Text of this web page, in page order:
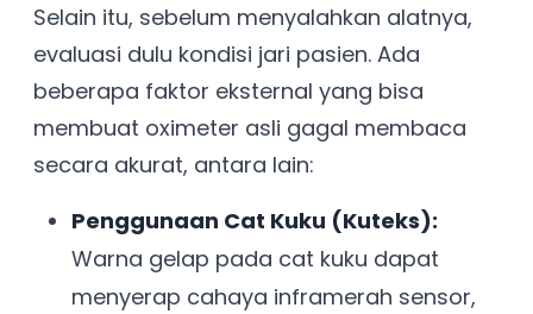
Selain itu, sebelum menyalahkan alatnya,
evaluasi dulu kondisi jari pasien. Ada
beberapa faktor eksternal yang bisa
membuat oximeter asli gagal membaca
secara akurat, antara lain:
Penggunaan Cat Kuku (Kuteks):
Warna gelap pada cat kuku dapat
menyerap cahaya inframerah sensor,